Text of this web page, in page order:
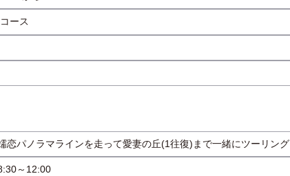
ース
恋パノラマラインを走って愛妻の丘(1往復)まで一緒にツーリング
～12:00